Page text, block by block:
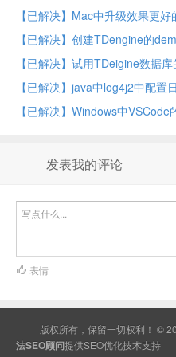
【已解决】Mac中升级效果更
【已解决】创建TDengine的
【已解决】试用TDeigine数据
发表我的评论
表情
版权所有，保留一切权利！ ©
法SEO顾问提供SEO优化技术支持